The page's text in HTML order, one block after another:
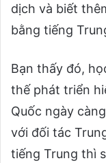
dịch và biết
bằng tiếng
Bạn thấy đó,
thế phát triển
Quốc ngày
với đối tác
tiếng Trung thì